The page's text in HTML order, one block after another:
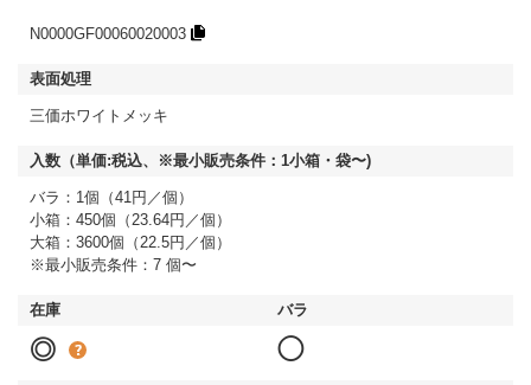
N0000GF00060020003
三価ホワイトメッキ
バラ：1個（41円／個）
小箱：450個（23.64円／個）
大箱：3600個（22.5円／個）
※最小販売条件：7 個〜
◎ ◯